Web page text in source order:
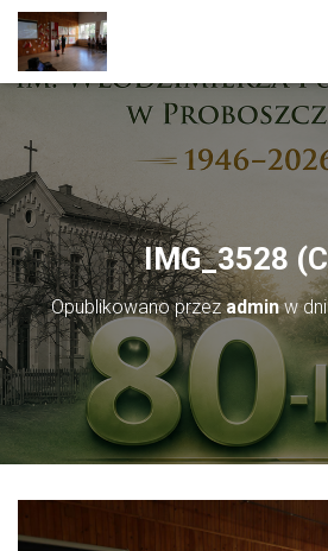
IMG_3528
Opublikowano przezadminw